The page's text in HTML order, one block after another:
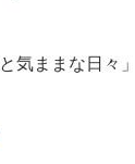
気ままな日々」